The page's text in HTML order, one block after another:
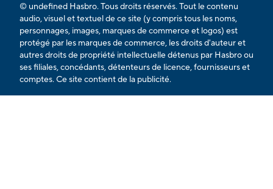
© undefined Hasbro. Tous droits réservés. Tout le contenu
audio, visuel et textuel de ce site (y compris tous les noms,
personnages, images, marques de commerce et logos) est
protégé par les marques de commerce, les droits d'auteur et
autres droits de propriété intellectuelle détenus par Hasbro ou
ses filiales, concédants, détenteurs de licence, fournisseurs et
comptes. Ce site contient de la publicité.